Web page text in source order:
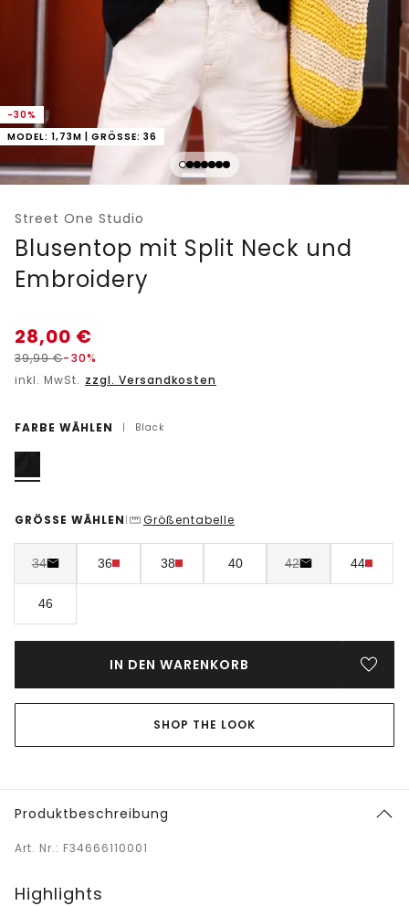
-30%
MODEL: 1,73M | GRÖSSE: 36
Street One Studio
Blusentop mit Split Neck und
Embroidery
28,00 €
39,99€-30%
inkl. MwSt. zzgl. Versandkosten
FARBE WÄHLEN | Black
GRÖSSE WÄHLEN | Größentabelle
34 36 38 40 42 44
46
IN DEN WARENKORB
SHOP THE LOOK
Produktbeschreibung
Art. Nr.: F34666110001
Highlights